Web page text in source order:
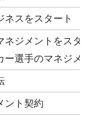
ネスをスタート
ネジメントをスタ
選手のマネジメ
ント契約